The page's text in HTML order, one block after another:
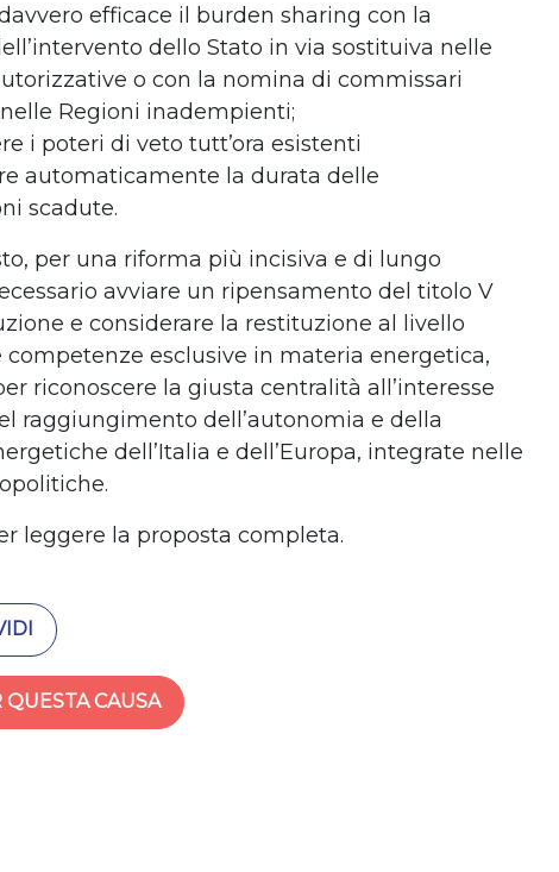
efficace il burden sharing con la
dello Stato in via sostituiva nelle
o con la nomina di commissari
Regioni inadempienti;
i poteri di veto tutt’ora esistenti
automaticamente la durata delle
scadute.
per una riforma più incisiva e di lungo
avviare un ripensamento del titolo V
e considerare la restituzione al livello
competenze esclusive in materia energetica,
riconoscere la giusta centralità all’interesse
raggiungimento dell’autonomia e della
dell’Italia e dell’Europa, integrate nelle
leggere la proposta completa.
QUESTA CAUSA